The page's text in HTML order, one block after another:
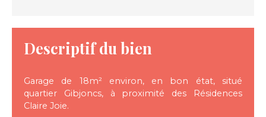
Descriptif du bien
Garage de 18m² environ, en bon état, situé
quartier Gibjoncs, à proximité des Résidences
Claire Joie.